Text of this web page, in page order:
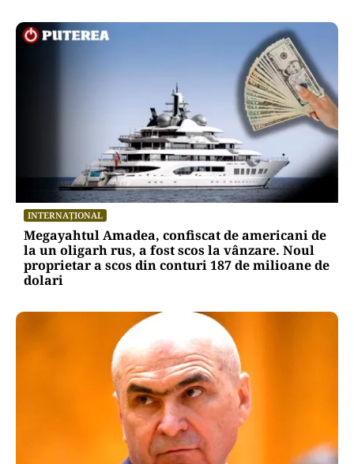
INTERNAȚIONAL
Megayahtul Amadea, confiscat de americani de
la un oligarh rus, a fost scos la vânzare. Noul
proprietar a scos din conturi 187 de milioane de
dolari